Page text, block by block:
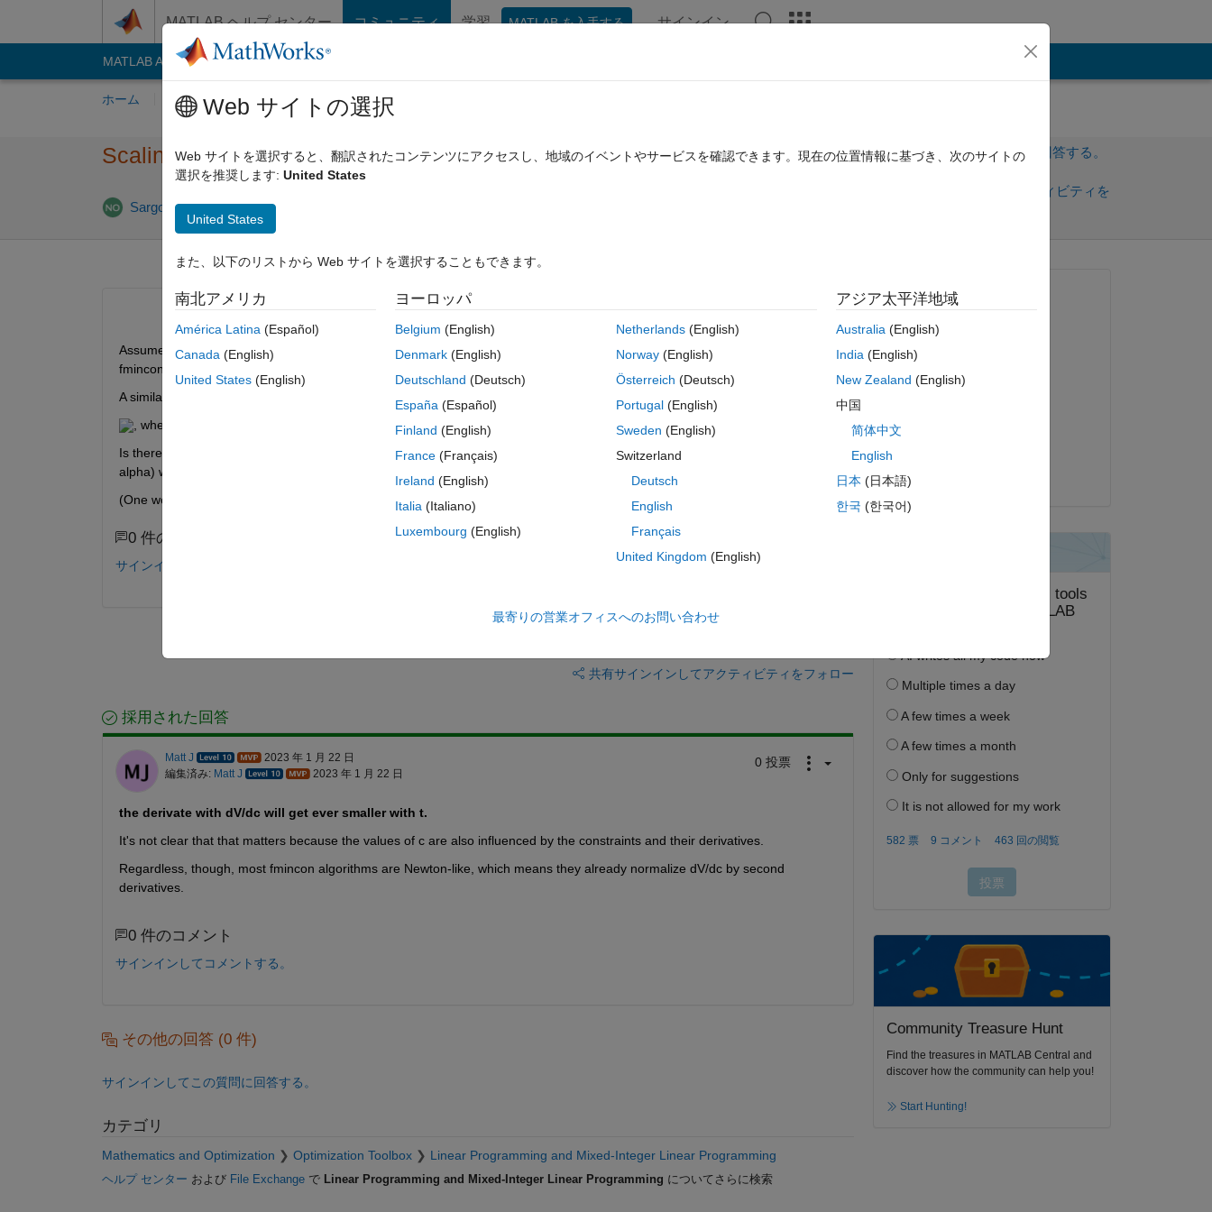
MATLAB ヘルプ センター コミュニティ 学習 MATLAB を入手する サインイン
MATLAB Answers File Exchange
ホーム 質問する 回答 閲覧 MATLAB に関する FAQ
Scaling in optimization problems
Sargondjani 2023 1 月 22
サインインしてこの質問に回答する。
サインインしてアクティビティを
0 投票
Assume a simple example, with an optimization problem:max subject to and
  given. I want to solve it with
fmincon (because there will be other constraints as well), but with
A similar problem occurs when we have:
, where alpha is close to zero.
Is there a way to scale the problem such that the derivates will be of similar size? Otherwise the solution for large t (or smalle
alpha) will be less accurate, right?
(One work around would be to use a value function, and solve for each t, but I don't want to do that).
0 件のコメント
サインインしてコメントする。
共有サインインしてアクティビティをフォロー
採用された回答
Matt J
2023 年 1 月 22 日
編集済み: Matt J 2023 年 1 月 22 日
0 投票
the derivate with dV/dc will get ever smaller with t.
It's not clear that that matters because the values of c are also influenced by the constraints and their derivatives.
Regardless, though, most fmincon algorithms are Newton-like, which means they already normalize dV/dc by second
derivatives.
0 件のコメント
サインインしてコメントする。
その他の回答 (0 件)
サインインしてこの質問に回答する。
カテゴリ
Mathematics and Optimization Optimization Toolbox Linear Programming and Mixed-Integer Linear Programming
ヘルプ センター および File Exchangeで Linear Programming and Mixed-Integer Linear Programming についてさらに検索
質問済み:
2023 年 1 月 22 日
編集済み:
採用済み:
Community Treasure Hunt
Find the treasures in MATLAB Central and
discover how the community can help you!
Start Hunting!
Web サイトの選択
Web サイトを選択すると、翻訳されたコンテンツにアクセスし、地域のイベントやサービスを確認できます。現在の位置情報に基づき、次のサイトの
選択を推奨します: United States
United States
また、以下のリストから Web サイトを選択することもできます。
南北アメリカ
América Latina (Español)
Canada (English)
United States (English)
ヨーロッパ
Belgium (English)
Denmark (English)
Deutschland (Deutsch)
España (Español)
Finland (English)
France (Français)
Ireland (English)
Italia (Italiano)
Luxembourg (English)
Netherlands(English)
Norway(English)
Österreich (Deutsch)
Portugal(English)
Sweden (English)
Switzerland
Deutsch
English
Français
United Kingdom (English)
アジア太平洋地域
Australia(English)
India(English)
New Zealand (English)
中国
简体中文
English
日本 (日本語)
한국 (한국어)
最寄りの営業オフィスへのお問い合わせ